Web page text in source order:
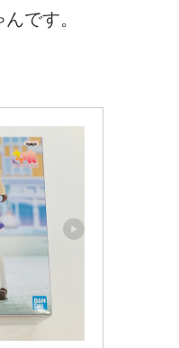
です。